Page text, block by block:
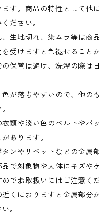
ます。商品の特性として他
ださい。
生地切れ、染ムラ等は商
受けますと色褪せること
保管は避け、洗濯の際は
色が落ちやすいので、他の
衣類や淡い色のベルトやバ
あります。
タンやリベットなどの金属
で対象物や人体にキズや
でお取扱いにはご注意く
くにおりますと金属部分
。